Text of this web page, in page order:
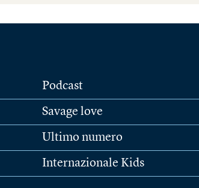
Podcast
Savage love
Ultimo numero
Internazionale Kids